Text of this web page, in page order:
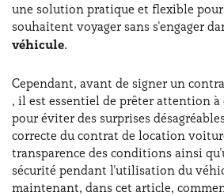
Besoin d'aide ?
une solution pratique et flexible
souhaitent voyager sans s'engager
véhicule.
Cependant, avant de signer un
, il est essentiel de prêter attention à
pour éviter des surprises
correcte du contrat de location
transparence des conditions ainsi
sécurité pendant l'utilisation du
maintenant, dans cet article,